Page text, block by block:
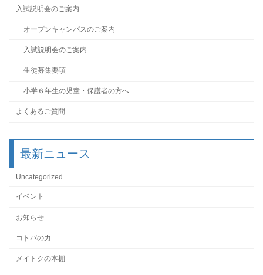
入試説明会のご案内
オープンキャンパスのご案内
入試説明会のご案内
生徒募集要項
小学６年生の児童・保護者の方へ
よくあるご質問
最新ニュース
Uncategorized
イベント
お知らせ
コトバの力
メイトクの本棚